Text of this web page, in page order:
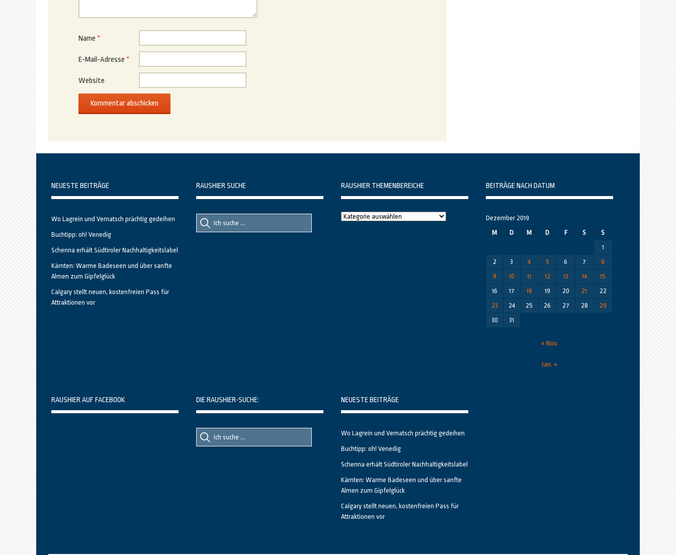
Name *
E-Mail-Adresse *
Website
NEUESTE BEITRÄGE
Wo Lagrein und Vernatsch prächtig gedeihen
Buchtipp: oh! Venedig
Schenna erhält Südtiroler Nachhaltigkeitslabel
Kärnten: Warme Badeseen und über sanfte
Almen zum Gipfelglück
Calgary stellt neuen, kostenfreien Pass für
Attraktionen vor
RAUSHIER SUCHE
Suche
nach::
Suche
nach:
RAUSHIER THEMENBEREICHE
Raushier
BEITRÄGE NACH DATUM
Dezember 2019
M
D M D F S
S
1
2
3 4 5 6 7
8
9
10 11 12 13 14
15
16
17 18 19 20 21
22
23
24 25 26 27 28
29
30
31
« Nov.
Jan. »
RAUSHIER AUF FACEBOOK DIE RAUSHIER-SUCHE:
Suche
nach::
Suche
nach:
NEUESTE BEITRÄGE
Wo Lagrein und Vernatsch prächtig gedeihen
Buchtipp: oh! Venedig
Schenna erhält Südtiroler Nachhaltigkeitslabel
Kärnten: Warme Badeseen und über sanfte
Almen zum Gipfelglück
Calgary stellt neuen, kostenfreien Pass für
Attraktionen vor